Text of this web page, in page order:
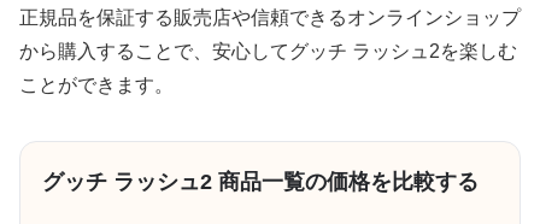
正規品を保証する販売店や信頼できるオンラインショップ
から購入することで、安心してグッチ ラッシュ2を楽しむ
ことができます。
グッチ ラッシュ2 商品一覧の価格を比較する